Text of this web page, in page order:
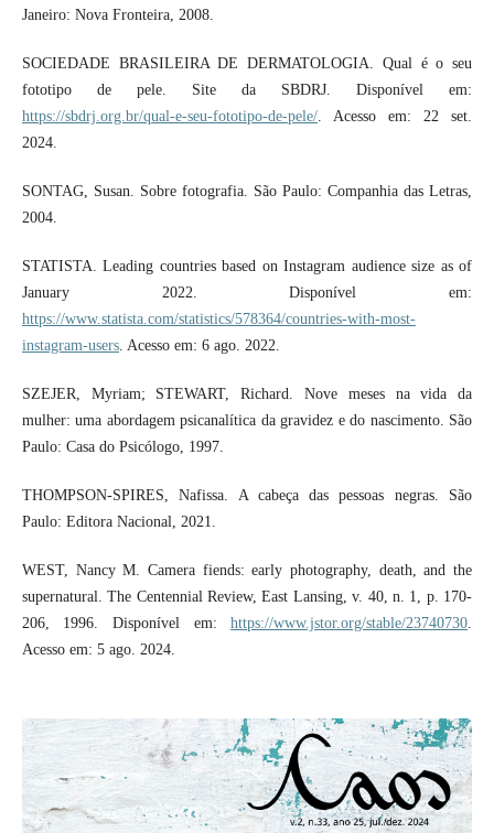
Janeiro: Nova Fronteira, 2008.
SOCIEDADE BRASILEIRA DE DERMATOLOGIA. Qual é o seu
fototipo de pele. Site da SBDRJ. Disponível em:
https://sbdrj.org.br/qual-e-seu-fototipo-de-pele/. Acesso em: 22 set.
2024.
SONTAG, Susan. Sobre fotografia. São Paulo: Companhia das Letras,
2004.
STATISTA. Leading countries based on Instagram audience size as of
January 2022. Disponível em:
https://www.statista.com/statistics/578364/countries-with-most-
instagram-users. Acesso em: 6 ago. 2022.
SZEJER, Myriam; STEWART, Richard. Nove meses na vida da
mulher: uma abordagem psicanalítica da gravidez e do nascimento. São
Paulo: Casa do Psicólogo, 1997.
THOMPSON-SPIRES, Nafissa. A cabeça das pessoas negras. São
Paulo: Editora Nacional, 2021.
WEST, Nancy M. Camera fiends: early photography, death, and the
supernatural. The Centennial Review, East Lansing, v. 40, n. 1, p. 170-
206, 1996. Disponível em:https://www.jstor.org/stable/23740730
Acesso em: 5 ago. 2024.